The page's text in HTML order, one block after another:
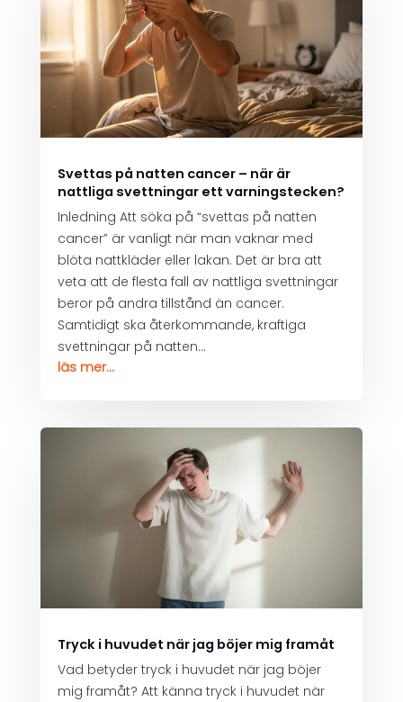
Svettas på natten cancer – när är
nattliga svettningar ett varningstecken?
Inledning Att söka på “svettas på natten
cancer” är vanligt när man vaknar med
blöta nattkläder eller lakan. Det är bra att
veta att de flesta fall av nattliga svettningar
beror på andra tillstånd än cancer.
Samtidigt ska återkommande, kraftiga
svettningar på natten...
läs mer...
Tryck i huvudet när jag böjer mig framåt
Vad betyder tryck i huvudet när jag böjer
mig framåt? Att känna tryck i huvudet när